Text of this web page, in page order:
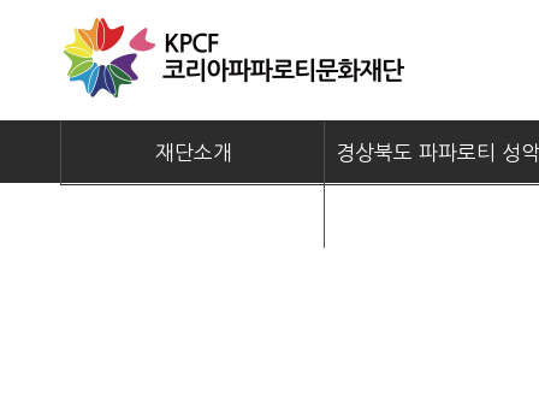
재단소개 경상북도 파파로티 성